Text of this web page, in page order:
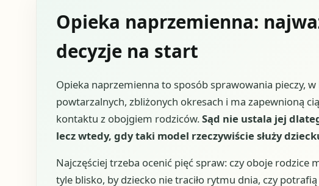
Opieka naprzemienna:
decyzje na start
Opieka naprzemienna to sposób sprawowania pieczy,
powtarzalnych, zbliżonych okresach i ma zapewnioną
kontaktu z obojgiem rodziców.Sąd nie ustala jej
lecz wtedy, gdy taki model rzeczywiście służy
Najczęściej trzeba ocenić pięć spraw: czy oboje rodzice
tyle blisko, by dziecko nie traciło rytmu dnia, czy